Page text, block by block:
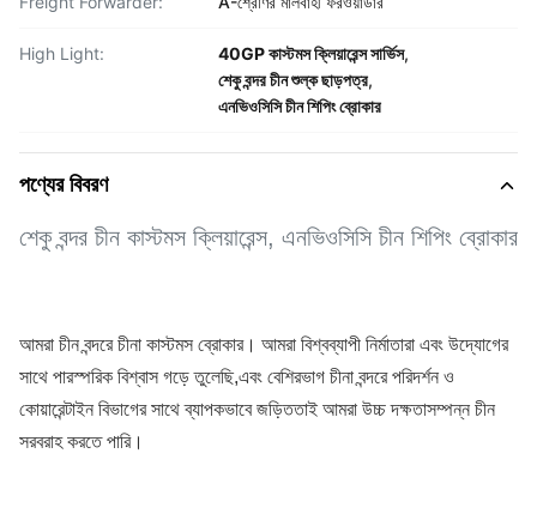
High Light: 40GP কাস্টমস ক্লিয়ারেন্স সার্ভিস,
শেকু বন্দর চীন শুল্ক ছাড়পত্র,
এনভিওসিসি চীন শিপিং ব্রোকার
পণ্যের বিবরণ
শেকু বন্দর চীন কাস্টমস ক্লিয়ারেন্স, এনভিওসিসি চীন শিপিং ব্রোকার
আমরা চীন বন্দরে চীনা কাস্টমস ব্রোকার। আমরা বিশ্বব্যাপী নির্মাতারা এবং উদ্যোগের
সাথে পারস্পরিক বিশ্বাস গড়ে তুলেছি,এবং বেশিরভাগ চীনা বন্দরে পরিদর্শন ও
কোয়ারেন্টাইন বিভাগের সাথে ব্যাপকভাবে জড়িততাই আমরা উচ্চ দক্ষতাসম্পন্ন চীন
সরবরাহ করতে পারি।